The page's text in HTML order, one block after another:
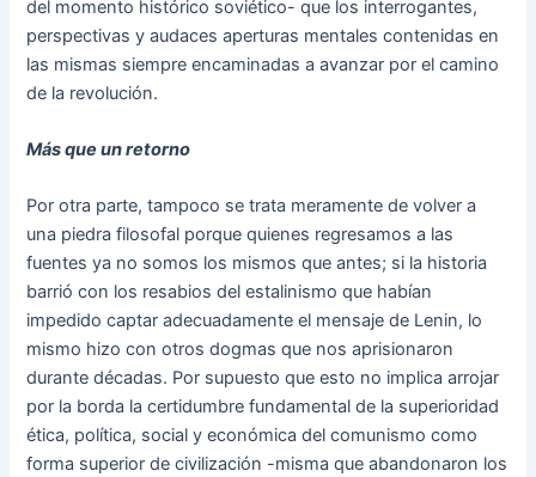
del momento histórico soviético- que los interrogantes,
perspectivas y audaces aperturas mentales contenidas en
las mismas siempre encaminadas a avanzar por el camino
de la revolución.
Más que un retorno
Por otra parte, tampoco se trata meramente de volver a
una piedra filosofal porque quienes regresamos a las
fuentes ya no somos los mismos que antes; si la historia
barrió con los resabios del estalinismo que habían
impedido captar adecuadamente el mensaje de Lenin, lo
mismo hizo con otros dogmas que nos aprisionaron
durante décadas. Por supuesto que esto no implica arrojar
por la borda la certidumbre fundamental de la superioridad
ética, política, social y económica del comunismo como
forma superior de civilización -misma que abandonaron los